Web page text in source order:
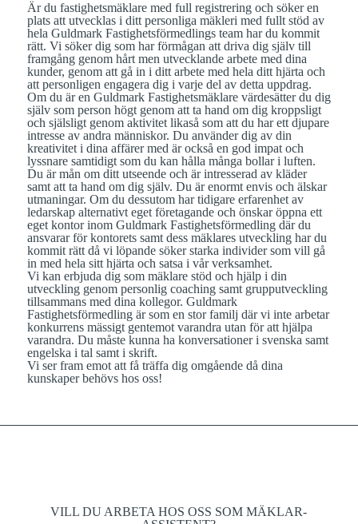
Är du fastighetsmäklare med full registrering och söker en
plats att utvecklas i ditt personliga mäkleri med fullt stöd av
hela Guldmark Fastighetsförmedlingsteam har du kommit
rätt. Vi söker dig som har förmågan att driva dig själv till
framgång genom hårt men utvecklande arbete med dina
kunder, genom att gå in i ditt arbete med hela ditt hjärta och
att personligen engagera dig i varje del av detta uppdrag.
Om du är en Guldmark Fastighetsmäklarevärdesätter du dig
själv som person högt genom att ta hand om dig kroppsligt
och själsligt genom aktivitet likaså som att du har ett djupare
intresse av andra människor. Du använder dig av din
kreativitet i dina affärer med är också en god impat och
lyssnare samtidigt som du kan hålla många bollar i luften.
Du är mån om ditt utseende och är intresserad av kläder
samt att ta hand om dig själv. Du är enormt envis och älskar
utmaningar. Om du dessutom har tidigare erfarenhet av
ledarskap alternativt eget företagande och önskar öppna ett
eget kontor inom Guldmark Fastighetsförmedlingdär du
ansvarar för kontorets samt dess mäklares utveckling har du
kommit rätt då vi löpande söker starka individer som vill gå
in med hela sitt hjärta och satsa i vår verksamhet.
Vi kan erbjuda dig som mäklare stöd och hjälp i din
utveckling genom personlig coaching samt grupputveckling
tillsammans med dina kollegor. Guldmark
Fastighetsförmedlingär som en stor familj där vi inte arbetar
konkurrens mässigt gentemot varandra utan för att hjälpa
varandra. Du måste kunna ha konversationer i svenska samt
engelska i tal samt i skrift.
Vi ser fram emot att få träffa dig omgående då dina
kunskaper behövs hos oss!
VILL DU ARBETA HOS OSS SOM MÄKLAR-